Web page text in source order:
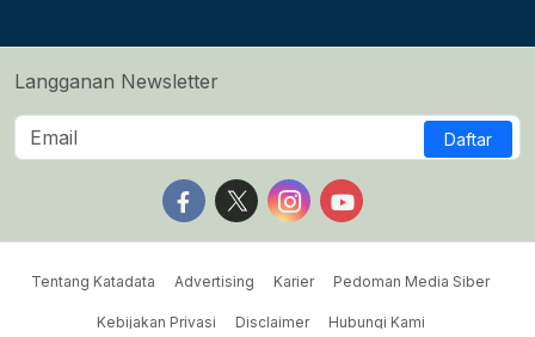
Langganan Newsletter
Daftar
Follow us on Facebook
Follow us on X
Follow us on Instagram
Follow us on
Tentang Katadata Advertising Karier Pedoman Media Siber
Kebijakan Privasi Disclaimer Hubungi Kami